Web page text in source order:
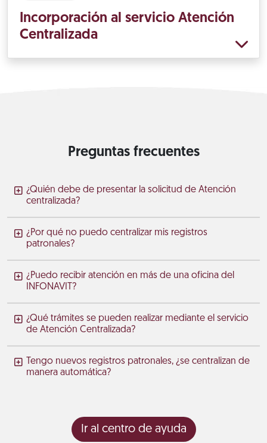
Incorporación al servicio Atención
Centralizada
Preguntas frecuentes
¿Quién debe de presentar la solicitud de Atención
centralizada?
¿Por qué no puedo centralizar mis registros
patronales?
¿Puedo recibir atención en más de una oficina del
INFONAVIT?
¿Qué trámites se pueden realizar mediante el servicio
de Atención Centralizada?
Tengo nuevos registros patronales, ¿se centralizan de
manera automática?
Ir al centro de ayuda